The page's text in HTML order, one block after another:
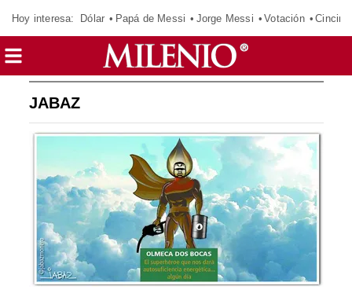
Hoy interesa: Dólar Papá de Messi Jorge Messi Votación
JABAZ